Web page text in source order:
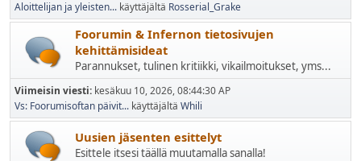
Aloittelijan ja yleisten... käyttäjältä Rosserial_Grake
Foorumin & Infernon tietosivujen
kehittämisideat
Parannukset, tulinen kritiikki, vikailmoitukset, yms...
Viimeisin viesti: kesäkuu 10, 2026, 08:44:30 AP
Vs: Foorumisoftan päivit... käyttäjältä Whili
Uusien jäsenten esittelyt
Esittele itsesi täällä muutamalla sanalla!